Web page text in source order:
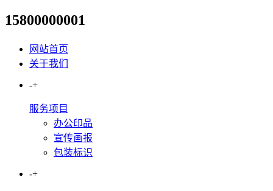
UV平板打印标识标牌：高精
15800000001
网站首页
关于我们
-+
服务项目
办公印品
宣传画报
包装标识
-+